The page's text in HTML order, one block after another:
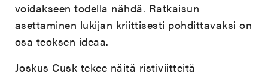
voidakseen todella nähdä. Ratkaisun
asettaminen lukijan kriittisesti pohdittavaksi on
osa teoksen ideaa.
Joskus Cusk tekee näitä ristiviitteitä